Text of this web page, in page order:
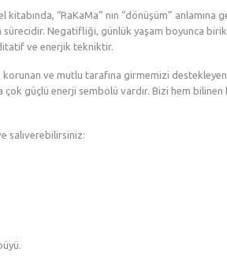
“RaKaMa” nın “dönüşüm”
sürecidir. Negatifliği, günlük yaşam boyunca
ve enerjik tekniktir.
korunan ve mutlu tarafına girmemizi
çok güçlü enerji sembolü vardır. Bizi hem
salıverebilirsiniz: